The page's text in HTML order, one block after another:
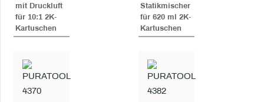
mit Druckluft
für 10:1 2K-
Kartuschen
Statikmischer
für 620 ml 2K-
Kartuschen